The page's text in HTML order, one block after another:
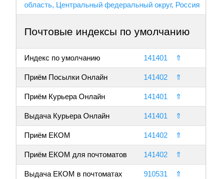
область, Центральный федеральный округ, Россия
Почтовые индексы по умолчанию
Индекс по умолчанию 141401 ⇑
Приём Посылки Онлайн 141402 ⇑
Приём Курьера Онлайн 141401 ⇑
Выдача Курьера Онлайн 141401 ⇑
Приём ЕКОМ 141402 ⇑
Приём ЕКОМ для почтоматов 141402 ⇑
Выдача ЕКОМ в почтоматах
910531 ⇑